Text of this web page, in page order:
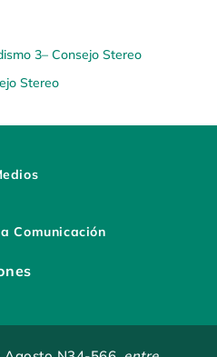
3– Consejo Stereo
Stereo
Comunicación